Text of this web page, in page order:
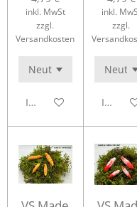
inkl. MwSt
zzgl.
Versandkosten
In den Warenkorb
inkl.
zzgl.
In den